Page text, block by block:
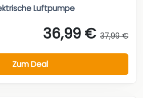
Luftpumpe
36,99 € 37,99 €
Zum Deal